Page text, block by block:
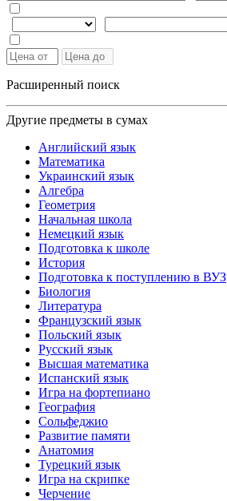
Расширенный поиск
Другие предметы в сумах
Английский язык
Математика
Украинский язык
Алгебра
Геометрия
Начальная школа
Немецкий язык
Подготовка к школе
История
Подготовка к поступлению в ВУЗ
Биология
Литература
Французский язык
Польский язык
Русский язык
Высшая математика
Испанский язык
Игра на фортепиано
География
Сольфеджио
Развитие памяти
Анатомия
Турецкий язык
Игра на скрипке
Черчение